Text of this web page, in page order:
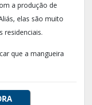
a produção de
elas são muito
residenciais.
que a mangueira